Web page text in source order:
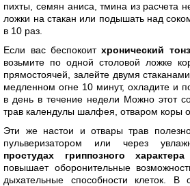
пихты, семян аниса, тмина из расчета
ложки на стакан или подышать над
в 10 раз.
Если вас беспокоитхронический
возьмите по одной столовой ложке
прямостоячей, залейте двумя
медленном огне 10 минут, охладите и
в день в течение недели Можно этот
трав календулы шалфея, отваром коры
Эти же настои и отвары трав
пульверизатором или через
простудах гриппозного характера
повышает оборонительные
дыхательные способности клеток. В